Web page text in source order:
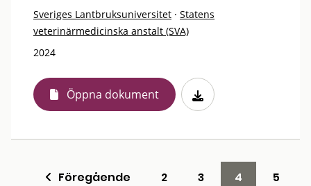
Sveriges Lantbruksuniversitet · Statens
veterinärmedicinska anstalt (SVA)
2024
Öppna dokument
Föregående 2 3 4
5